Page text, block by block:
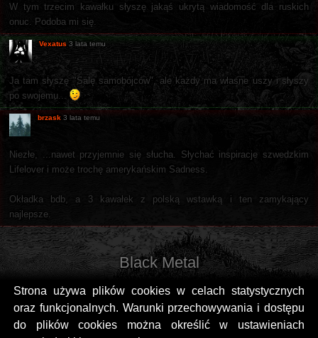
Strona używa plików cookies w celach statystycznych
oraz funkcjonalnych. Warunki przechowywania i dostępu
do plików cookies można określić w ustawieniach
W tym trzecim kawałku słyszę jakąś ukrytą wiadomość dla ruskich
onuc. Podoba mi się.
Vexatus 3 lata temu
Ja tam słyszę "Salę samobójców", ale każdy ma własne uszy i słyszy
po swojemu...
brzask 3 lata temu
Niezłe, ...nawet przyjemnie się słucha. Słychać inspiracje szwedzkim
Lifelover i może trochę amerykańskim Sadness.
Okładka bdb, a 3 kawałek z polską wstawką i ten zamykający
najlepsze.
Black Metal